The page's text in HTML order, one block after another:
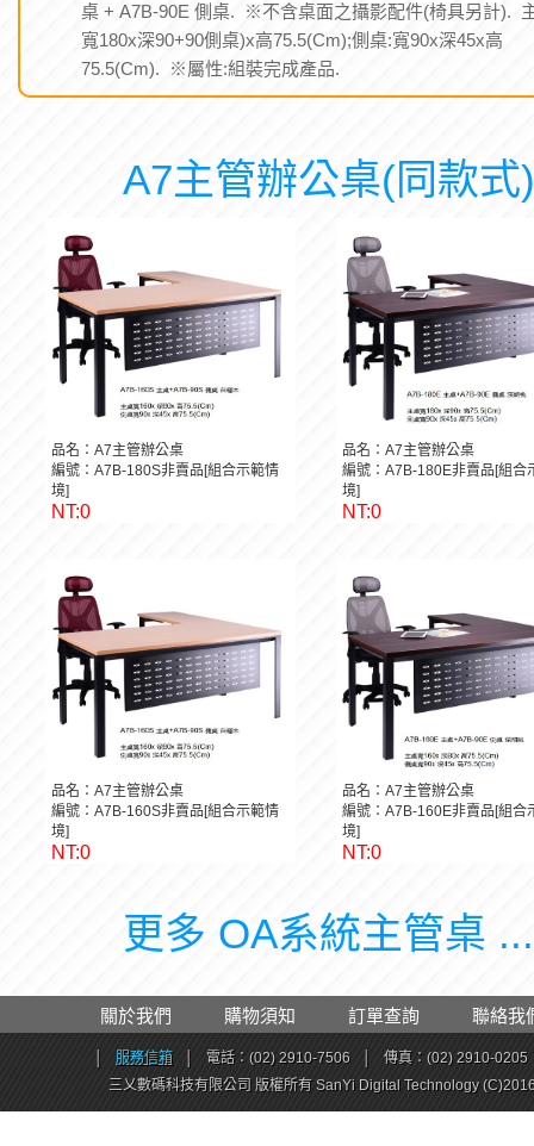
桌 + A7B-90E 側桌. ※不含桌面之攝影配件(椅具另計).
寬180x深90+90側桌)x高75.5(Cm);側桌:寬90x深45x高
75.5(Cm). ※屬性:組裝完成產品.
A7主管辦公桌(同款式)
品名：A7主管辦公桌
編號：A7B-180S非賣品[組合示範情
境]
NT:0
品名：A7主管辦公桌
編號：A7B-180E非賣品[組合
境]
NT:0
品名：A7主管辦公桌
編號：A7B-160S非賣品[組合示範情
境]
NT:0
品名：A7主管辦公桌
編號：A7B-160E非賣品[組合
境]
NT:0
更多 OA系統主管桌
關於我們 購物須知 訂單查詢 聯絡我
服務信箱 電話：(02) 2910-7506
傳真：(02) 2910-0205
三乂數碼科技有限公司 版權所有 SanYi Digital Technology